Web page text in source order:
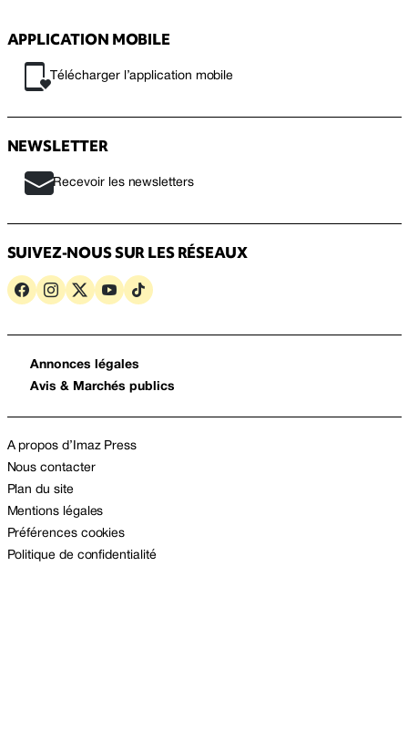
APPLICATION MOBILE
Télécharger l’application mobile
NEWSLETTER
Recevoir les newsletters
SUIVEZ-NOUS SUR LES RÉSEAUX
Annonces légales
Avis & Marchés publics
A propos d’Imaz Press
Nous contacter
Plan du site
Mentions légales
Préférences cookies
Politique de confidentialité